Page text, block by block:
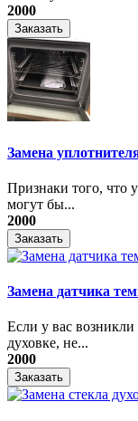
2000
Заказать
Замена
Признаки того, что
могут бы...
2000
Заказать
Замена датчика
Если у вас
духовке, не...
2000
Заказать